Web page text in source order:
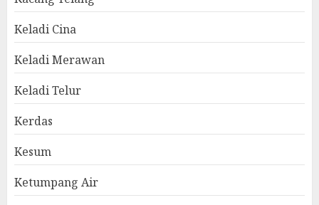
Keladi Cina
Keladi Merawan
Keladi Telur
Kerdas
Kesum
Ketumpang Air